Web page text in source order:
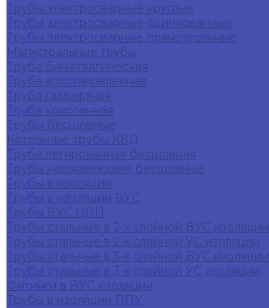
Трубы электросварные круглые
Трубы электросварные оцинкованные
Трубы электросварные прямоугольные
Магистральные трубы
Труба биметаллическая
Труба восстановленная
Труба газлифтная
Труба криогенная
Трубы бесшовные
Котельные трубы КВД
Труба легированная бесшовная
Трубы нержавеющие бесшовные
Трубы в изоляции
Трубы в изоляции ВУС
Трубы ВУС ЦПП
Трубы стальные в 2-х слойной ВУС изоляции
Трубы стальные в 2-х слойной УС изоляции
Трубы стальные в 3-х слойной ВУС изоляции
Трубы стальные в 3-х слойной УС изоляции
Фитинги в ВУС изоляции
Трубы в изоляции ППУ